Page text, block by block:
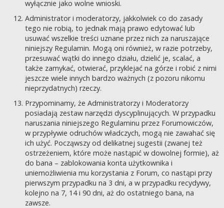
wyłącznie jako wolne wnioski.
Administrator i moderatorzy, jakkolwiek co do zasady
tego nie robią, to jednak mają prawo edytować lub
usuwać wszelkie treści uznane przez nich za naruszające
niniejszy Regulamin. Mogą oni również, w razie potrzeby,
przesuwać wątki do innego działu, dzielić je, scalać, a
także zamykać, otwierać, przyklejać na górze i robić z nimi
jeszcze wiele innych bardzo ważnych (z pozoru nikomu
nieprzydatnych) rzeczy.
Przypominamy, że Administratorzy i Moderatorzy
posiadają zestaw narzędzi dyscyplinujących. W przypadku
naruszania niniejszego Regulaminu przez Forumowiczów,
w przypływie odruchów władczych, mogą nie zawahać się
ich użyć. Począwszy od delikatnej sugestii (zwanej też
ostrzeżeniem, które może nastąpić w dowolnej formie), aż
do bana – zablokowania konta użytkownika i
uniemożliwienia mu korzystania z Forum, co nastąpi przy
pierwszym przypadku na 3 dni, a w przypadku recydywy,
kolejno na 7, 14 i 90 dni, aż do ostatniego bana, na
zawsze.